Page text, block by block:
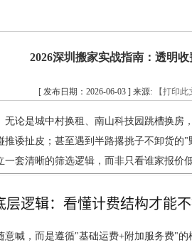
2026深圳搬家实战指南：透明
[ 发布日期：2026-06-03 ] 来源: 【打印此
论是城中村换租、南山科技园跳槽换
诿扯皮；甚至遇到半路撂挑子不卸货
套清晰的筛选逻辑，而非只看谁家报价低
逻辑：看懂计费结构才能
喊，而是遵循"基础运费+附加服务费"